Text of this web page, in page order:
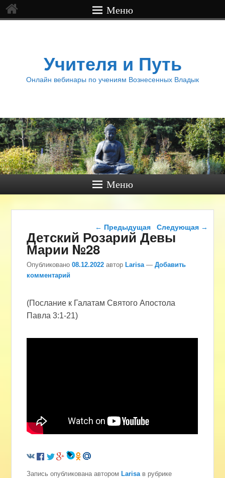
Меню
Учителя и Путь
Онлайн вебинары по учениям Вознесенных Владык
Меню
Навигация по записям
← Предыдущая Следующая →
Детский Розарий Девы
Марии №28
Опубликовано08.12.2022 авторLarisa —Добавить
комментарий
(Послание к Галатам Святого Апостола
Павла 3:1-21)
Запись опубликована автором Larisa в рубрике